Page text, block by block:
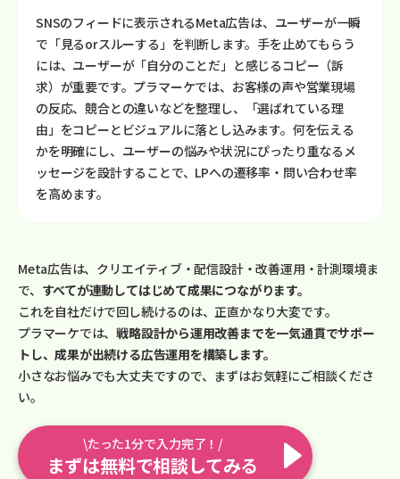
SNSのフィードに表示されるMeta広告は、ユーザーが一瞬
で「見るorスルーする」を判断します。手を止めてもらう
には、ユーザーが「自分のことだ」と感じるコピー（訴
求）が重要です。プラマーケでは、お客様の声や営業現場
の反応、競合との違いなどを整理し、「選ばれている理
由」をコピーとビジュアルに落とし込みます。何を伝える
かを明確にし、ユーザーの悩みや状況にぴったり重なるメ
ッセージを設計することで、LPへの遷移率・問い合わせ率
を高めます。
Meta広告は、クリエイティブ・配信設計・改善運用・計測環境ま
で、 すべてが連動してはじめて成果につながります。
これを自社だけで回し続けるのは、正直かなり大変です。
プラマーケでは、戦略設計から運用改善までを一気通貫でサポー
トし、成果が出続ける広告運用を構築します。
小さなお悩みでも大丈夫ですので、まずはお気軽にご相談くださ
い。
\たった1分で入力完了！/
まずは無料で相談してみる